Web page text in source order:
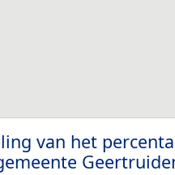
van het